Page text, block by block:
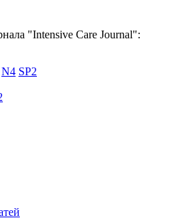
"Intensive Care Journal":
N4 SP2